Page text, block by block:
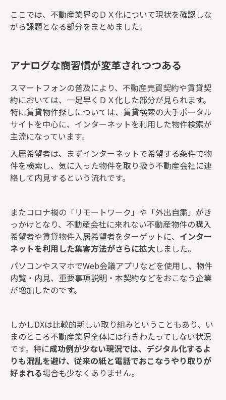
ここでは、不動産業界のＤＸ化について現状を確認しな
がら課題となる部分をまとめました。
アナログな商習慣が変革されつつある
スマートフォンの普及により、不動産売買契約や賃貸契
約においては、一足早くＤＸ化した部分が見られます。
特に賃貸物件探しについては、賃貸検索の大手ポータル
サイトを中心に、インターネットを利用した物件検索が
主流になっています。
入居希望者は、まずインターネットで希望する条件で物
件を検索し、気に入った物件を取り扱う不動産会社に連
絡して内見するという流れです。
またコロナ禍の「リモートワーク」や「外出自粛」がき
っかけとなり、不動産会社に来れない不動産物件の購入
希望者や賃貸物件入居希望者をターゲットに、 インター
ネットを利用した集客方法がさらに拡大しました。
パソコンやスマホでWeb会議アプリなどを使用し、物件
内覧・内見、重要事項説明・本契約などをおこなう企業
が増加したのです。
しかしDXは比較的新しい取り組みということもあり、い
まのところ不動産業界全体には行きわたってしない状況
です。特に成功例が少ない現況では、デジタル化するよ
りも混乱を避け、従来の紙と電話でおこなうやり取りが
好まれる場合も少なくありません。